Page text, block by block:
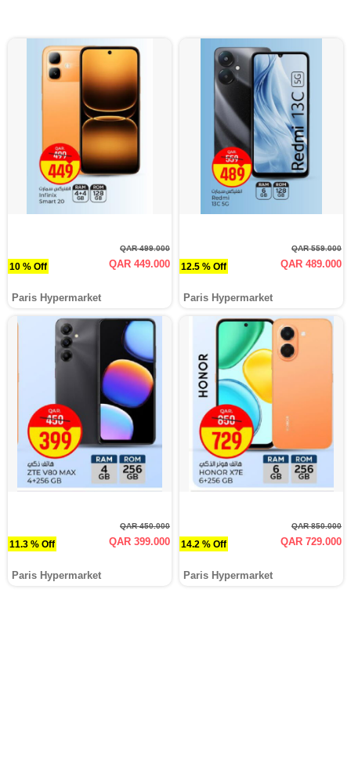
10 % Off
QAR 499.000
QAR 449.000
Paris Hypermarket
12.5 % Off
QAR 559.000
QAR 489.000
Paris Hypermarket
11.3 % Off
QAR 450.000
QAR 399.000
Paris Hypermarket
14.2 % Off
QAR 850.000
QAR 729.000
Paris Hypermarket